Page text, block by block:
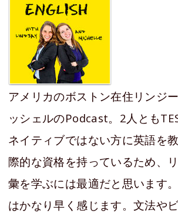
アメリカのボストン在住リンジ
ッシェルのPodcast。2人とも
ネイティブではない方に英語を
際的な資格を持っているため、
彙を学ぶには最適だと思います
はかなり早く感じます。文法や